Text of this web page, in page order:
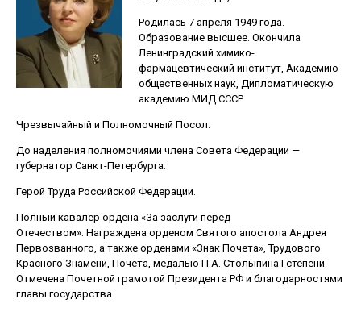
Родилась 7 апреля 1949 года.
Образование высшее. Окончила
Ленинградский химико-
фармацевтический институт, Академию
общественных наук, Дипломатическую
академию МИД СССР.
Чрезвычайный и Полномочный Посол.
До наделения полномочиями члена Совета Федерации —
губернатор Санкт-Петербурга.
Герой Труда Российской Федерации.
Полный кавалер ордена «За заслуги перед
Отечеством». Награждена орденом Святого апостола Андрея
Первозванного, а также орденами «Знак Почета», Трудового
Красного Знамени, Почета, медалью П.А. Столыпина I степени.
Отмечена Почетной грамотой Президента РФ и благодарностями
главы государства.